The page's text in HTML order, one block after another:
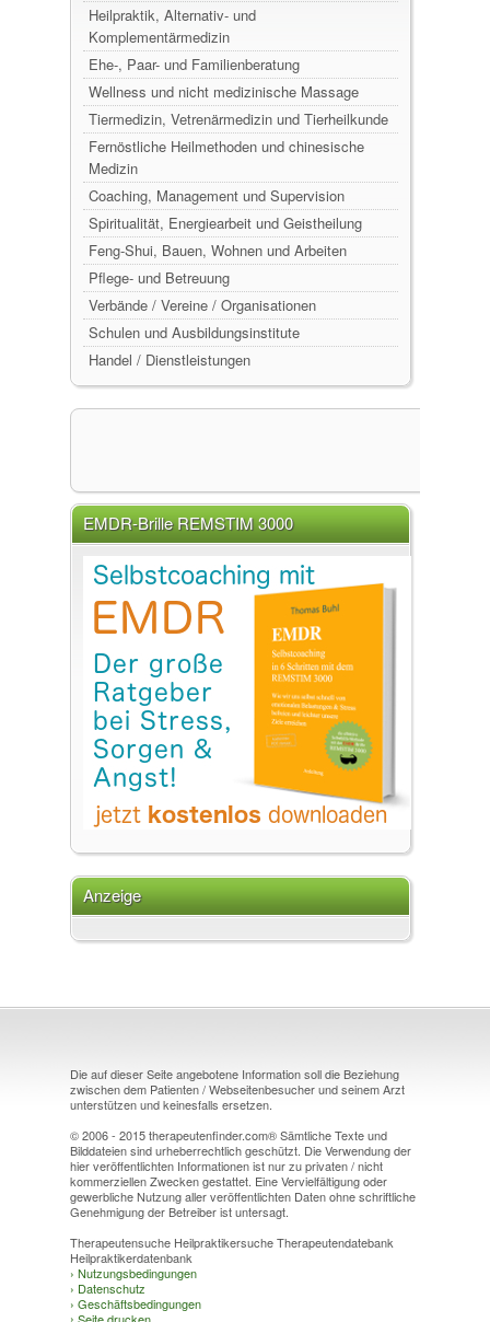
Heilpraktik, Alternativ- und
Komplementärmedizin
Ehe-, Paar- und Familienberatung
Wellness und nicht medizinische Massage
Tiermedizin, Vetrenärmedizin und Tierheilkunde
Fernöstliche Heilmethoden und chinesische
Medizin
Coaching, Management und Supervision
Spiritualität, Energiearbeit und Geistheilung
Feng-Shui, Bauen, Wohnen und Arbeiten
Pflege- und Betreuung
Verbände / Vereine / Organisationen
Schulen und Ausbildungsinstitute
Handel / Dienstleistungen
EMDR-Brille REMSTIM 3000
Anzeige
Die auf dieser Seite angebotene Information soll die Beziehung
zwischen dem Patienten / Webseitenbesucher und seinem Arzt
unterstützen und keinesfalls ersetzen.
© 2006 - 2015 therapeutenfinder.com® Sämtliche Texte und
Bilddateien sind urheberrechtlich geschützt. Die Verwendung der
hier veröffentlichten Informationen ist nur zu privaten / nicht
kommerziellen Zwecken gestattet. Eine Vervielfältigung oder
gewerbliche Nutzung aller veröffentlichten Daten ohne schriftliche
Genehmigung der Betreiber ist untersagt.
Therapeutensuche Heilpraktikersuche Therapeutendatebank
Heilpraktikerdatenbank
› Nutzungsbedingungen
› Datenschutz
› Geschäftsbedingungen
›